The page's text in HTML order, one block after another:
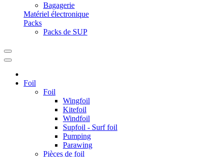
Bagagerie
Matériel électronique
Packs
Packs de SUP
Foil
Foil
Wingfoil
Kitefoil
Windfoil
Supfoil - Surf foil
Pumping
Parawing
Pièces de foil